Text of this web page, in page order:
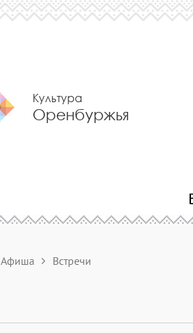
Культура
Оренбуржья
Афиша Встречи